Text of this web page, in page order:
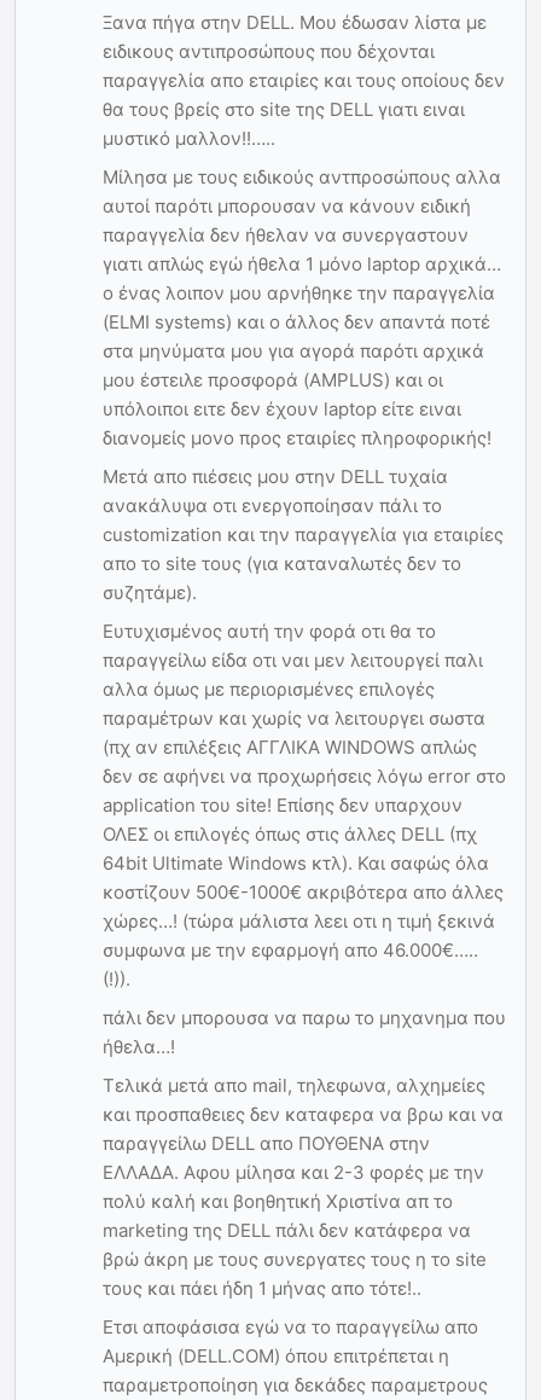
Ξανα πήγα στην DELL. Μου έδωσαν λίστα με
ειδικους αντιπροσώπους που δέχονται
παραγγελία απο εταιρίες και τους οποίους δεν
θα τους βρείς στο site της DELL γιατι ειναι
μυστικό μαλλον!!…..
Μίλησα με τους ειδικούς αντπροσώπους αλλα
αυτοί παρότι μπορουσαν να κάνουν ειδική
παραγγελία δεν ήθελαν να συνεργαστουν
γιατι απλώς εγώ ήθελα 1 μόνο laptop αρχικά…
ο ένας λοιπον μου αρνήθηκε την παραγγελία
(ELMI systems) και ο άλλος δεν απαντά ποτέ
στα μηνύματα μου για αγορά παρότι αρχικά
μου έστειλε προσφορά (AMPLUS) και οι
υπόλοιποι ειτε δεν έχουν laptop είτε ειναι
διανομείς μονο προς εταιρίες πληροφορικής!
Μετά απο πιέσεις μου στην DELL τυχαία
ανακάλυψα οτι ενεργοποίησαν πάλι το
customization και την παραγγελία για εταιρίες
απο το site τους (για καταναλωτές δεν το
συζητάμε).
Ευτυχισμένος αυτή την φορά οτι θα το
παραγγείλω είδα οτι ναι μεν λειτουργεί παλι
αλλα όμως με περιορισμένες επιλογές
παραμέτρων και χωρίς να λειτουργει σωστα
(πχ αν επιλέξεις ΑΓΓΛΙΚΑ WINDOWS απλώς
δεν σε αφήνει να προχωρήσεις λόγω error στο
application του site! Επίσης δεν υπαρχουν
ΟΛΕΣ οι επιλογές όπως στις άλλες DELL (πχ
64bit Ultimate Windows κτλ). Και σαφώς όλα
κοστίζουν 500€-1000€ ακριβότερα απο άλλες
χώρες…! (τώρα μάλιστα λεει οτι η τιμή ξεκινά
συμφωνα με την εφαρμογή απο 46.000€…..
(!)).
πάλι δεν μπορουσα να παρω το μηχανημα που
ήθελα…!
Τελικά μετά απο mail, τηλεφωνα, αλχημείες
και προσπαθειες δεν καταφερα να βρω και να
παραγγείλω DELL απο ΠΟΥΘΕΝΑ στην
ΕΛΛΑΔΑ. Αφου μίλησα και 2-3 φορές με την
πολύ καλή και βοηθητική Χριστίνα απ το
marketing της DELL πάλι δεν κατάφερα να
βρώ άκρη με τους συνεργατες τους η το site
τους και πάει ήδη 1 μήνας απο τότε!..
Ετσι αποφάσισα εγώ να το παραγγείλω απο
Αμερική (DELL.COM) όπου επιτρέπεται η
παραμετροποίηση για δεκάδες παραμετρους